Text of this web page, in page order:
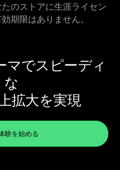
のストアに生涯ライセン
期限はありません。
マでスピーディ
な
拡大を実現
験を始める